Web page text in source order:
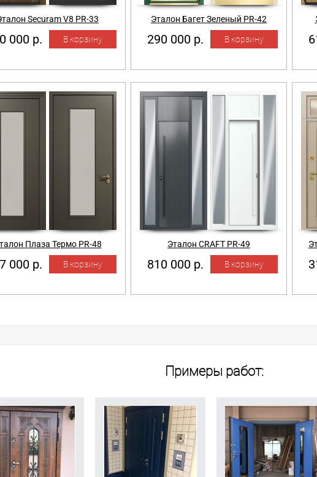
Securam V8 PR-33
000 р.
Эталон Багет Зеленый PR-42
290 000 р.
Плаза Термо PR-48
000 р.
Эталон CRAFT PR-49
810 000 р.
Примеры работ: